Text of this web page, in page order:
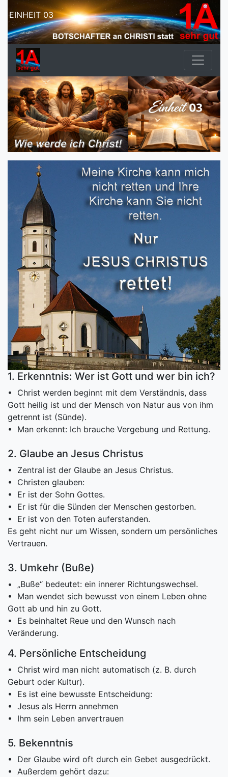
EINHEIT 03
1. Erkenntnis: Wer ist Gott und wer bin ich?
• Christ werden beginnt mit dem Verständnis, dass
Gott heilig ist und der Mensch von Natur aus von ihm
getrennt ist (Sünde).
• Man erkennt: Ich brauche Vergebung und Rettung.
2. Glaube an Jesus Christus
• Zentral ist der Glaube an Jesus Christus.
• Christen glauben:
• Er ist der Sohn Gottes.
• Er ist für die Sünden der Menschen gestorben.
• Er ist von den Toten auferstanden.
Es geht nicht nur um Wissen, sondern um persönliches
Vertrauen.
3. Umkehr (Buße)
• „Buße“ bedeutet: ein innerer Richtungswechsel.
• Man wendet sich bewusst von einem Leben ohne
Gott ab und hin zu Gott.
• Es beinhaltet Reue und den Wunsch nach
Veränderung.
4. Persönliche Entscheidung
• Christ wird man nicht automatisch (z. B. durch
Geburt oder Kultur).
• Es ist eine bewusste Entscheidung:
• Jesus als Herrn annehmen
• Ihm sein Leben anvertrauen
5. Bekenntnis
• Der Glaube wird oft durch ein Gebet ausgedrückt.
• Außerdem gehört dazu: